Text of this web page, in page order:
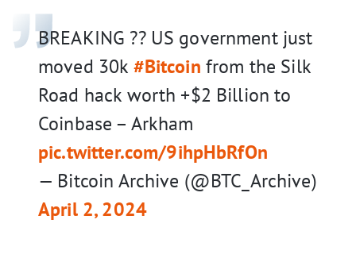
BREAKING ?? US government just
moved 30k #Bitcoin from the Silk
Road hack worth +$2 Billion to
Coinbase – Arkham
pic.twitter.com/9ihpHbRfOn
— Bitcoin Archive (@BTC_Archive)
April 2, 2024